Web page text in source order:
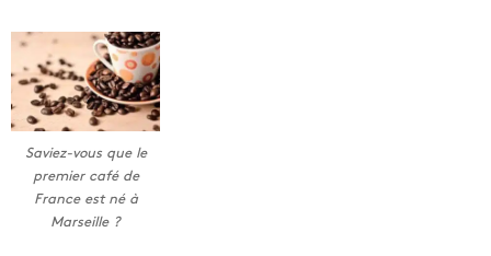
Saviez-vous que le
premier café de
France est né à
Marseille ?